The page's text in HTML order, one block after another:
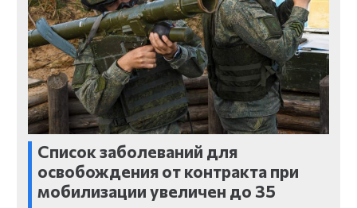
Список заболеваний для
освобождения от контракта при
мобилизации увеличен до 35